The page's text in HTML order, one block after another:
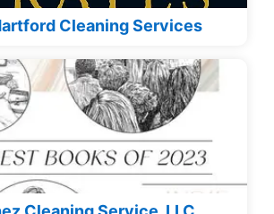
Cleaning Services